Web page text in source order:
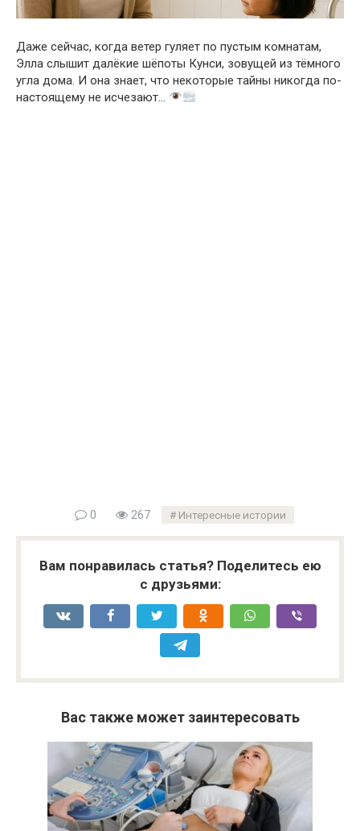
Даже сейчас, когда ветер гуляет по пустым комнатам,
Элла слышит далёкие шёпоты Кунси, зовущей из тёмного
угла дома. И она знает, что некоторые тайны никогда по-
настоящему не исчезают…
0 267 Интересные истории
Вам понравилась статья? Поделитесь ею
с друзьями:
Вас также может заинтересовать